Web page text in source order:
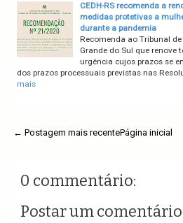
CEDH-RS recomenda a
medidas protetivas a
durante a pandemia
Recomenda ao Tribunal
Grande do Sul que renove
urgência cujos prazos se
dos prazos processuais previstas nas
mais
← Postagem mais recentePágina inicial
0 commentário:
Postar um comentário